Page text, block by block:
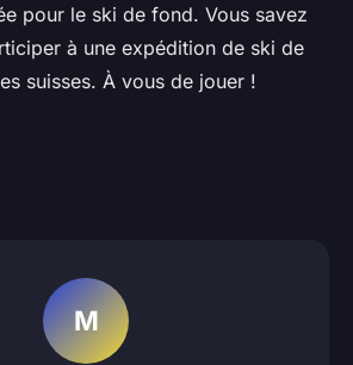
pour le ski de fond. Vous savez
à une expédition de ski de
suisses. À vous de jouer !
M